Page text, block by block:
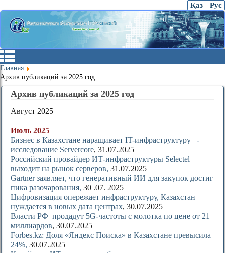
Қаз Рус
Главная
Архив публикаций за 2025 год
Архив публикаций за 2025 год
Август 2025
Июль 2025
Бизнес в Казахстане наращивает IT-инфраструктуру -
исследование Servercore, 31.07.2025
Российский провайдер ИТ-инфраструктуры Selectel
выходит на рынок серверов, 31.07.2025
Gartner заявляет, что генеративный ИИ для закупок достиг
пика разочарования, 30 .07. 2025
Цифровизация опережает инфраструктуру, Казахстан
нуждается в новых дата центрах, 30.07.2025
Власти РФ продадут 5G-частоты с молотка по цене от 21
миллиардов, 30.07.2025
Forbes.kz: Доля «Яндекс Поиска» в Казахстане превысила
24%, 30.07.2025